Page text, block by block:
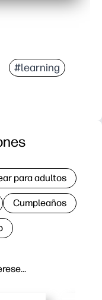
#learning
para adultos
Cumpleaños